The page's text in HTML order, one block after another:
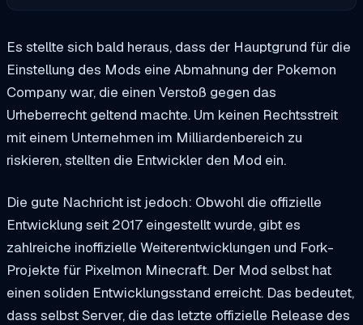
Es stellte sich bald heraus, dass der Hauptgrund für die
Einstellung des Mods eine Abmahnung der Pokemon
Company war, die einen Verstoß gegen das
Urheberrecht geltend machte. Um keinen Rechtsstreit
mit einem Unternehmen im Milliardenbereich zu
riskieren, stellten die Entwickler den Mod ein.
Die gute Nachricht ist jedoch: Obwohl die offizielle
Entwicklung seit 2017 eingestellt wurde, gibt es
zahlreiche inoffizielle Weiterentwicklungen und Fork-
Projekte für Pixelmon Minecraft. Der Mod selbst hat
einen soliden Entwicklungsstand erreicht. Das bedeutet,
dass selbst Server, die das letzte offizielle Release des